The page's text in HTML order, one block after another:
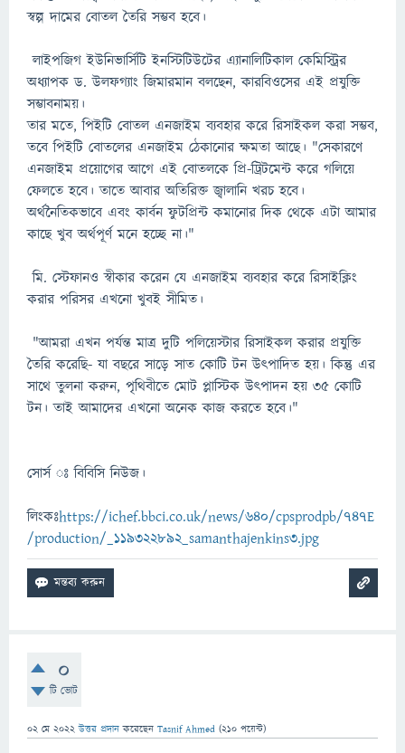
স্বল্প দামের বোতল তৈরি সম্ভব হবে।
লাইপজিগ ইউনিভার্সিটি ইনস্টিটিউটের এ্যানালিটিকাল কেমিস্ট্রির
অধ্যাপক ড. উলফগ্যাং জিমারমান বলছেন, কারবিওসের এই প্রযুক্তি
সম্ভাবনাময়।
তার মতে, পিইটি বোতল এনজাইম ব্যবহার করে রিসাইকল করা সম্ভব,
তবে পিইটি বোতলের এনজাইম ঠেকানোর ক্ষমতা আছে। "সেকারণে
এনজাইম প্রয়োগের আগে এই বোতলকে প্রি-ট্রিটমেন্ট করে গলিয়ে
ফেলতে হবে। তাতে আবার অতিরিক্ত জ্বালানি খরচ হবে।
অর্থনৈতিকভাবে এবং কার্বন ফুটপ্রিন্ট কমানোর দিক থেকে এটা আমার
কাছে খুব অর্থপূর্ণ মনে হচ্ছে না।"
মি. স্টেফানও স্বীকার করেন যে এনজাইম ব্যবহার করে রিসাইক্লিং
করার পরিসর এখনো খুবই সীমিত।
"আমরা এখন পর্যন্ত মাত্র দুটি পলিয়েস্টার রিসাইকল করার প্রযুক্তি
তৈরি করেছি- যা বছরে সাড়ে সাত কোটি টন উৎপাদিত হয়। কিন্তু এর
সাথে তুলনা করুন, পৃথিবীতে মোট প্লাস্টিক উৎপাদন হয় ৩৫ কোটি
টন। তাই আমাদের এখনো অনেক কাজ করতে হবে।"
সোর্স ঃ বিবিসি নিউজ।
লিংকঃhttps://ichef.bbci.co.uk/news/640/cpsprodpb/747E
/production/_119322892_samanthajenkins3.jpg
0
টি ভোট
02 মে 2022 উত্তর প্রদান করেছেন Tasnif Ahmed (210 পয়েন্ট)